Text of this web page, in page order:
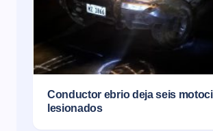
Conductor ebrio deja seis
lesionados